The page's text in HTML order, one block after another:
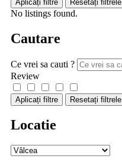
Aplicați filtre Resetați filtrele
No listings found.
Cautare
Ce vrei sa cauti ?
Review
Aplicați filtre Resetați filtrele
Locatie